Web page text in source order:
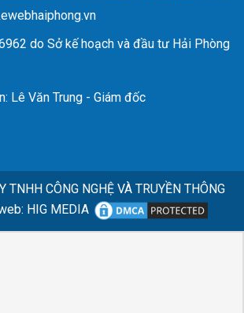
do Sở kế hoạch và đầu tư Hải Phòng
: Lê Văn Trung - Giám đốc
TNHH CÔNG NGHỆ VÀ TRUYỀN THÔNG
: HIG MEDIA